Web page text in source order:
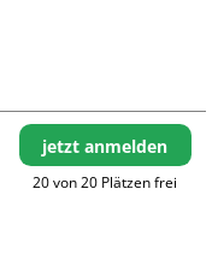
jetzt anmelden
20 von 20 Plätzen frei